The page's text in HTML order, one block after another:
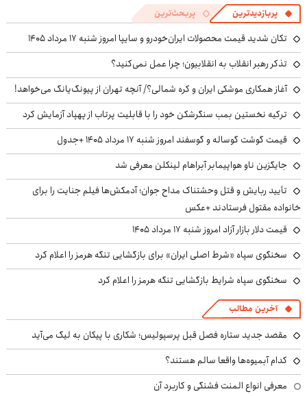
پربازدیدترین پربحث‌ترین
تکان شدید قیمت محصولات ایران‌خودرو و سایپا امروز شنبه ۱۷ مرداد ۱۴۰۵
تذکر رهبر انقلاب به انقلابیون؛ چرا عمل نمی‌کنید؟
آغاز همکاری موشکی ایران و کره شمالی؟/ آنچه تهران از پیونگ‌یانگ می‌خواهد!
ترکیه نخستین بمب سنگرشکن خود را با قابلیت پرتاب از پهپاد آزمایش کرد
قیمت گوشت گوساله و گوسفند امروز شنبه ۱۷ مرداد ۱۴۰۵ +جدول
جایگزین ناو هواپیمابر آبراهام لینکلن معرفی شد
تأیید ربایش و قتل وحشتناک مداح جوان؛ آدمکش‌ها فیلم جنایت را برای
خانواده مقتول فرستادند +عکس
قیمت دلار بازار آزاد امروز شنبه ۱۷ مرداد ۱۴۰۵
سخنگوی سپاه «شرط اصلی ایران» برای بازگشایی تنگه هرمز را اعلام کرد
سخنگوی سپاه شرایط بازگشایی تنگه هرمز را اعلام کرد
آخرین مطالب
مقصد جدید ستاره فصل قبل پرسپولیس؛ شکاری با پیکان به لیگ می‌آید
کدام آبمیوه‌ها واقعا سالم هستند؟
معرفی انواع المنت فشنگی و کاربرد آن